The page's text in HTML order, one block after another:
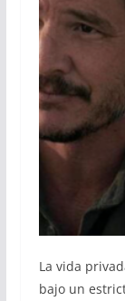
La vida
bajo un